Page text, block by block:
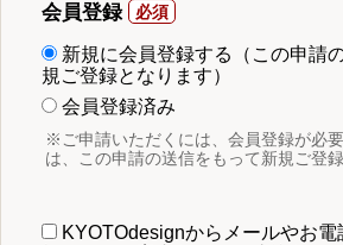
会員登録
新規に会員登録する（この申請
規ご登録となります）
会員登録済み
※ご申請いただくには、会員登録が必
は、この申請の送信をもって新規ご登
KYOTOdesignからメールやお